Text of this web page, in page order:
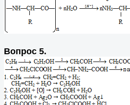
Вопрос 5.